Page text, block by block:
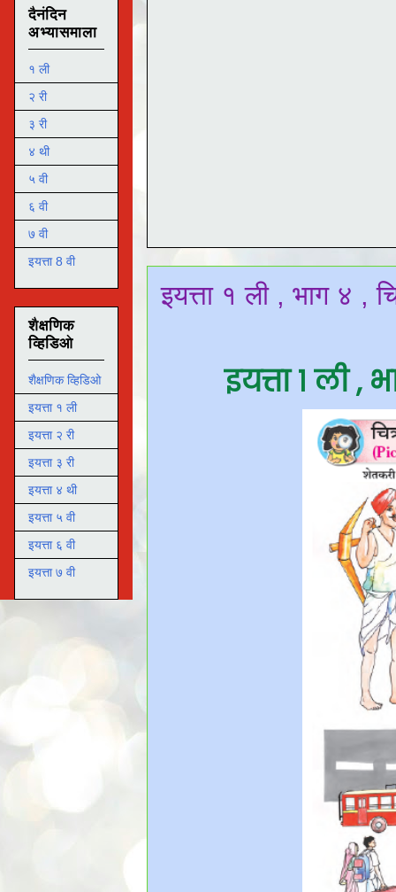
इयत्ता १ ली , भाग ४ ,
इयत्ता १ ली
दैनंदिन
अभ्यासमाला
१ ली
२ री
३ री
४ थी
५ वी
६ वी
७ वी
इयत्ता 8 वी
शैक्षणिक
व्हिडिओ
शैक्षणिक व्हिडिओ
इयत्ता १ ली
इयत्ता २ री
इयत्ता ३ री
इयत्ता ४ थी
इयत्ता ५ वी
इयत्ता ६ वी
इयत्ता ७ वी